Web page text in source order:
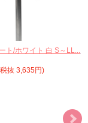
ト/ホワイト 白 S～LL...
抜 3,635円)